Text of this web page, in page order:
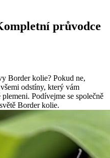
průvodce
Border kolie? Pokud ne,
odstíny, který vám
Podívejme se společně
Border kolie.